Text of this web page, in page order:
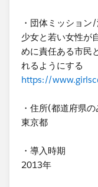
・団体ミッション
少女と若い女性が
めに責任ある市民
れるようにする
https://
・住所(都道府県の
東京都
・導入時期
2013年